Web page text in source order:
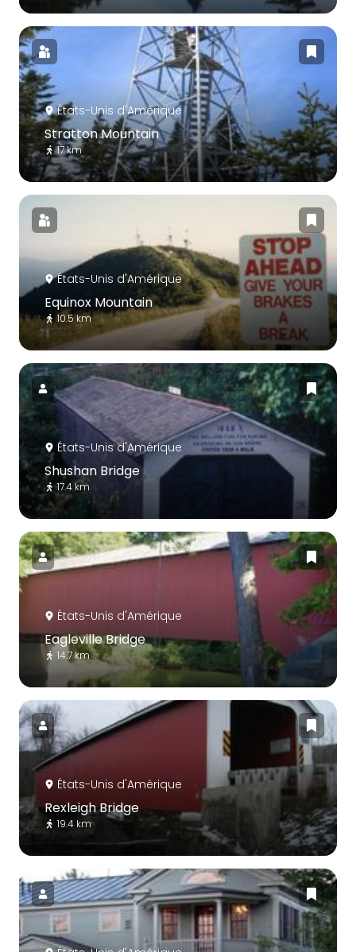
États-Unis d'Amérique
Stratton Mountain
17 km
États-Unis d'Amérique
Equinox Mountain
10.5 km
États-Unis d'Amérique
Shushan Bridge
17.4 km
États-Unis d'Amérique
Eagleville Bridge
14.7 km
États-Unis d'Amérique
Rexleigh Bridge
19.4 km